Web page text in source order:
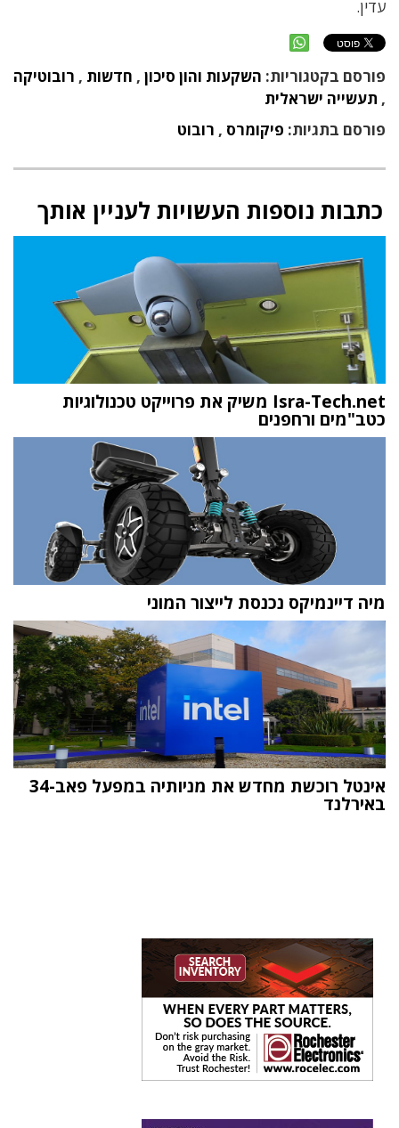
עדין.
פורסם בקטגוריות: השקעות והון סיכון , חדשות , רובוטיקה
, תעשייה ישראלית
פורסם בתגיות: פיקומרס , רובוט
כתבות נוספות העשויות לעניין אותך
Isra-Tech.net משיק את פרוייקט טכנולוגיות
כטב"מים ורחפנים
מיה דיינמיקס נכנסת לייצור המוני
אינטל רוכשת מחדש את מניותיה במפעל פאב-34
באירלנד